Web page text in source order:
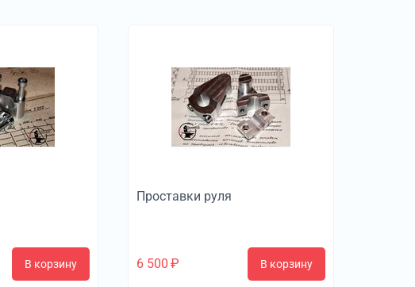
В корзину
Проставки руля
6 500 ₽ В корзину